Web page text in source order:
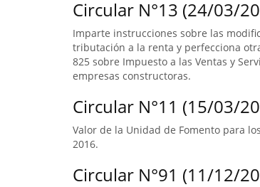
Circular N°13 (24/03/
Imparte instrucciones sobre las
tributación a la renta y perfecciona
825 sobre Impuesto a las Ventas y
empresas constructoras.
Circular N°11 (15/03/
Valor de la Unidad de Fomento para
2016.
Circular N°91 (11/12/